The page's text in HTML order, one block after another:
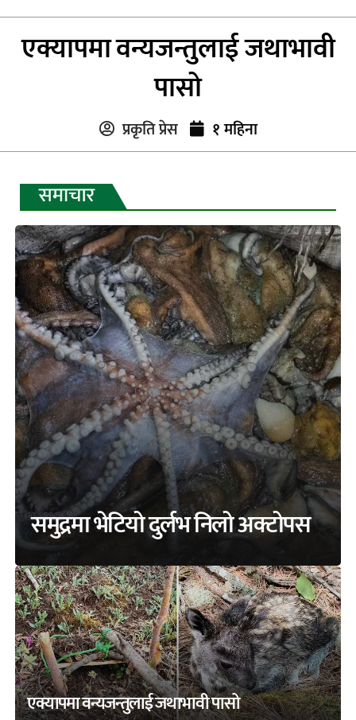
एक्यापमा वन्यजन्तुलाई जथाभावी
पासो
प्रकृति प्रेस १ महिना
समुद्रमा भेटियो दुर्लभ निलो अक्टोपस
एक्यापमा वन्यजन्तुलाई जथाभावी पासो